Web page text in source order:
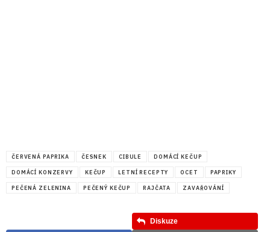
ČERVENÁ PAPRIKA ČESNEK CIBULE DOMÁCÍ KEČUP
DOMÁCÍ KONZERVY KEČUP LETNÍ RECEPTY OCET PAPRIKY
PEČENÁ ZELENINA PEČENÝ KEČUP RAJČATA ZAVAŘOVÁNÍ
Diskuze